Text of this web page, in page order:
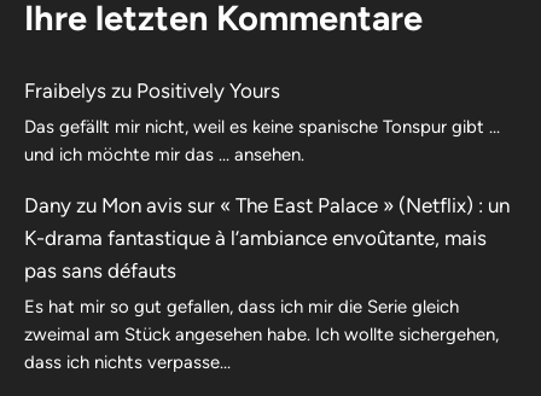
Ihre letzten Kommentare
Fraibelys zu Positively Yours
Das gefällt mir nicht, weil es keine spanische Tonspur gibt …
und ich möchte mir das … ansehen.
Dany zu Mon avis sur « The East Palace » (Netflix) : un
K-drama fantastique à l’ambiance envoûtante, mais
pas sans défauts
Es hat mir so gut gefallen, dass ich mir die Serie gleich
zweimal am Stück angesehen habe. Ich wollte sichergehen,
dass ich nichts verpasse…